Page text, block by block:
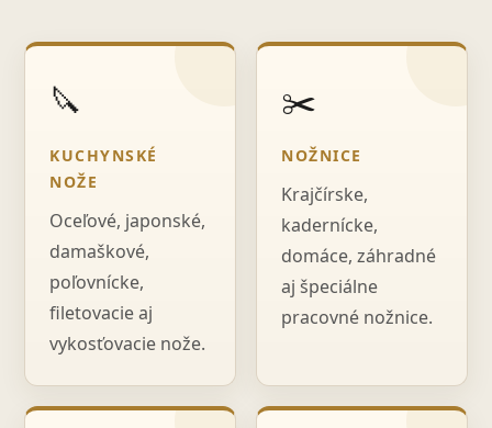
🔪
KUCHYNSKÉ
NOŽE
Oceľové, japonské,
damaškové,
poľovnícke,
filetovacie aj
vykosťovacie nože.
✂️
NOŽNICE
Krajčírske,
kadernícke,
domáce, záhradné
aj špeciálne
pracovné nožnice.